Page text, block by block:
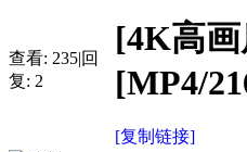
查看: 235|回
复: 2
[4K高
[MP4/
[复制链接]